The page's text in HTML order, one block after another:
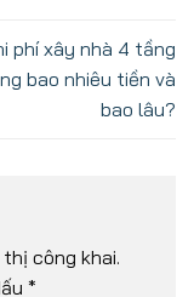
phí xây nhà 4 tầng
bao nhiêu tiền và
bao lâu?
công khai.
*